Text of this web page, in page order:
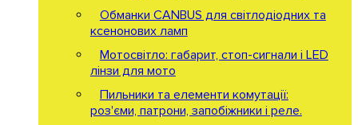
Обманки CANBUS для світлодіодних та
ксенонових ламп
Мотосвітло: габарит, стоп-сигнали і LED
лінзи для мото
Пильники та елементи комутації:
роз'єми, патрони, запобіжники і реле.